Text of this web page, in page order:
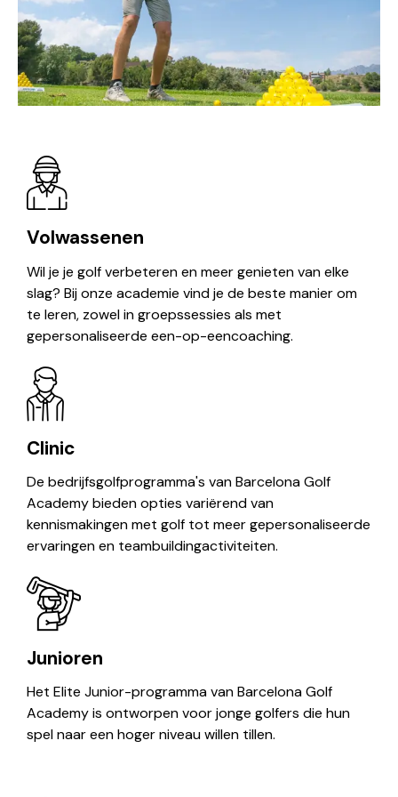
Volwassenen
Wil je je golf verbeteren en meer genieten van elke
slag? Bij onze academie vind je de beste manier om
te leren, zowel in groepssessies als met
gepersonaliseerde een-op-eencoaching.
Clinic
De bedrijfsgolfprogramma's van Barcelona Golf
Academy bieden opties variërend van
kennismakingen met golf tot meer gepersonaliseerde
ervaringen en teambuildingactiviteiten.
Junioren
Het Elite Junior-programma van Barcelona Golf
Academy is ontworpen voor jonge golfers die hun
spel naar een hoger niveau willen tillen.